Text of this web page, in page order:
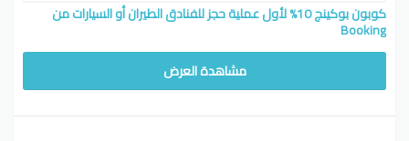
كوبون بوكينج 10% لأول عملية حجز للفنادق الطيران أو السيارات من
Booking
مشاهدة العرض